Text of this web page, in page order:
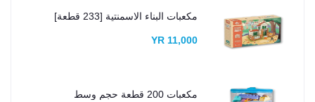
مكعبات البناء الاسمنتية [233 قطعة]
11,000 YR
مكعبات 200 قطعة حجم وسط